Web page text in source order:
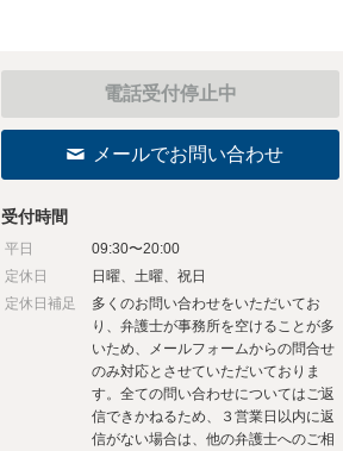
電話受付停止中
メールでお問い合わせ
受付時間
平日
09:30〜20:00
定休日
日曜、土曜、祝日
定休日補足
多くのお問い合わせをいただいてお
り、弁護士が事務所を空けることが多
いため、メールフォームからの問合せ
のみ対応とさせていただいておりま
す。全ての問い合わせについてはご返
信できかねるため、３営業日以内に返
信がない場合は、他の弁護士へのご相